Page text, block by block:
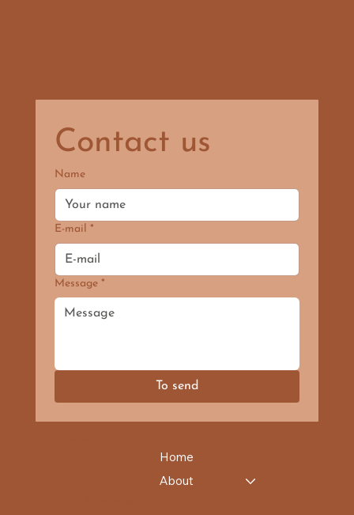
Contact us
Name
E-mail *
Message *
To send
Home
About